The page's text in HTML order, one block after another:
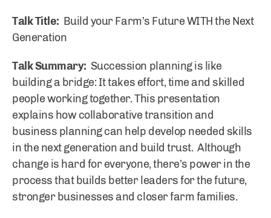
Talk Title: Build your Farm’s Future WITH the Next
Generation
Talk Summary: Succession planning is like
building a bridge: It takes effort, time and skilled
people working together. This presentation
explains how collaborative transition and
business planning can help develop needed skills
in the next generation and build trust. Although
change is hard for everyone, there’s power in the
process that builds better leaders for the future,
stronger businesses and closer farm families.